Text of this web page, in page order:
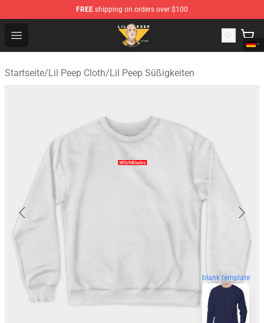
FREE shipping on orders over $100
Open menu
Lil Peep Store - Official Lil Peep Merchandise Shop
Startseite/Lil Peep Cloth/Lil Peep Süßigkeiten
blank template